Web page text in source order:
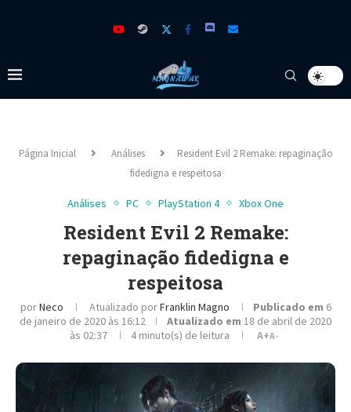
Página Inicial Análises
Resident Evil 2 Remake: repaginação
fidedigna e respeitosa
Análises PC PlayStation 4 Xbox One
Resident Evil 2 Remake:
repaginação fidedigna e
respeitosa
porNeco Atualizado porFranklin Magno Publicado em 6
de janeiro de 2020 às 16:12
Atualizado em 18 de abril de 2020
às 02:37
4 minuto(s) de leitura A+A-